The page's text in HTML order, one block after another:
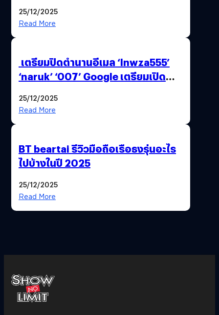
25/12/2025
Read More
เตรียมปิดตำนานอีเมล ‘lnwza555’
‘naruk’ ‘007’ Google เตรียมเปิด
25/12/2025
Read More
BT beartai รีวิวมือถือเรือธงรุ่นอะไร
ไปบ้างในปี 2025
25/12/2025
Read More